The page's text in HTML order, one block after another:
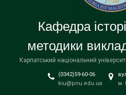
Кафедра
методики
Карпатський національний
(0342)59-60-06
kiu@pnu.edu.ua
м.